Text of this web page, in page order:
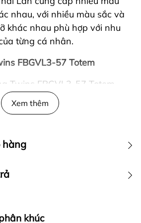
nhau, với nhiều màu sắc và
khác nhau phù hợp với nhu
từng cá nhân.
FBGVL3-57 Totem
Twins FBGVL3-57 Totem
tại Thái Lan tại công ty
Da găng được làm từ
màu sắc độc đáo mang
vệ chắc chắn mang lại sự
12oz, 14oz.
Xem thêm
hàng
khúc